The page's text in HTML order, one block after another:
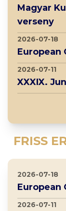
FRISS
Magyar
verseny
2026-07-18
European
2026-07-11
XXXIX.
2026-07-18
European
2026-07-11